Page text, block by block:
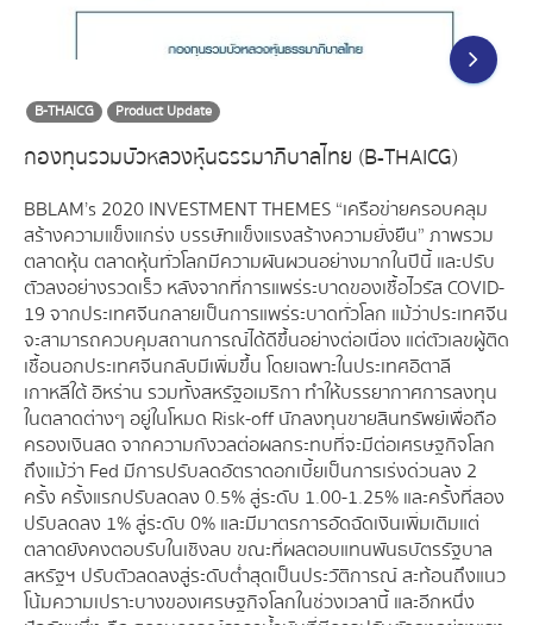
B-THAICG Product Update
กองทุนรวมบัวหลวงหุ้นธรรมาภิบาลไทย (B-THAICG)
BBLAM’s 2020 INVESTMENT THEMES “เครือข่ายครอบคลุม
สร้างความแข็งแกร่ง บรรษัทแข็งแรงสร้างความยั่งยืน” ภาพรวม
ตลาดหุ้น ตลาดหุ้นทั่วโลกมีความผันผวนอย่างมากในปีนี้ และปรับ
ตัวลงอย่างรวดเร็ว หลังจากที่การแพร่ระบาดของเชื้อไวรัส COVID-
19 จากประเทศจีนกลายเป็นการแพร่ระบาดทั่วโลก แม้ว่าประเทศจีน
จะสามารถควบคุมสถานการณ์ได้ดีขึ้นอย่างต่อเนื่อง แต่ตัวเลขผู้ติด
เชื้อนอกประเทศจีนกลับมีเพิ่มขึ้น โดยเฉพาะในประเทศอิตาลี
เกาหลีใต้ อิหร่าน รวมทั้งสหรัฐอเมริกา ทำให้บรรยากาศการลงทุน
ในตลาดต่างๆ อยู่ในโหมด Risk-off นักลงทุนขายสินทรัพย์เพื่อถือ
ครองเงินสด จากความกังวลต่อผลกระทบที่จะมีต่อเศรษฐกิจโลก
ถึงแม้ว่า Fed มีการปรับลดอัตราดอกเบี้ยเป็นการเร่งด่วนลง 2
ครั้ง ครั้งแรกปรับลดลง 0.5% สู่ระดับ 1.00-1.25% และครั้งที่สอง
ปรับลดลง 1% สู่ระดับ 0% และมีมาตรการอัดฉัดเงินเพิ่มเติมแต่
ตลาดยังคงตอบรับในเชิงลบ ขณะที่ผลตอบแทนพันธบัตรรัฐบาล
สหรัฐฯ ปรับตัวลดลงสู่ระดับต่ำสุดเป็นประวัติการณ์ สะท้อนถึงแนว
โน้มความเปราะบางของเศรษฐกิจโลกในช่วงเวลานี้ และอีกหนึ่ง